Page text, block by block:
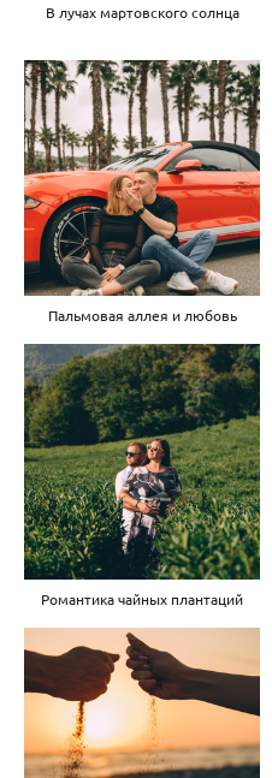
В лучах мартовского солнца
Пальмовая аллея и любовь
Романтика чайных плантаций